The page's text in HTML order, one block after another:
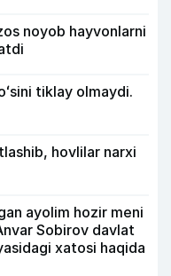
noyob hayvonlarni
tiklay olmaydi.
hovlilar narxi
ayolim hozir meni
Sobirov davlat
xatosi haqida